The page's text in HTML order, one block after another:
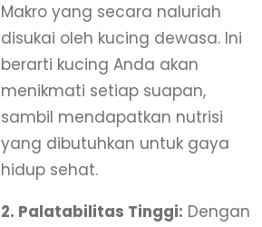
Makro yang secara naluriah
disukai oleh kucing dewasa. Ini
berarti kucing Anda akan
menikmati setiap suapan,
sambil mendapatkan nutrisi
yang dibutuhkan untuk gaya
hidup sehat.
2. Palatabilitas Tinggi: Dengan